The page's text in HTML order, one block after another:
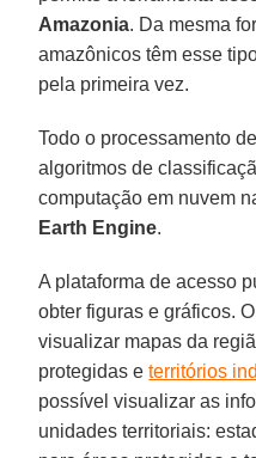
Amazonia. Da mesma
amazônicos têm esse
pela primeira vez.
Todo o processamento
algoritmos de
computação em nuvem
Earth Engine.
A plataforma de acesso
obter figuras e gráficos.
visualizar mapas da
protegidas eterritórios
possível visualizar as
unidades territoriais: